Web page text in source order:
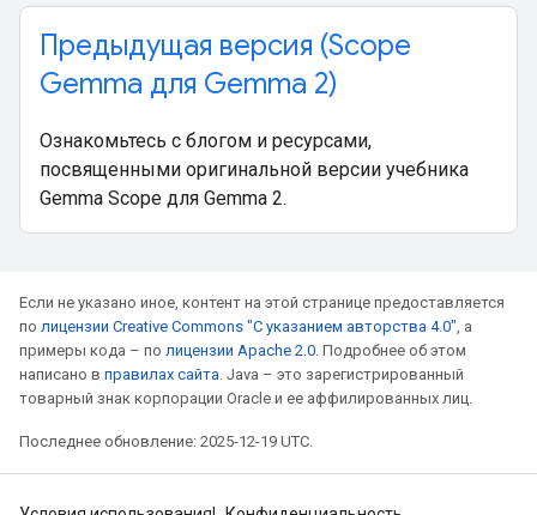
Предыдущая версия (Scope
Gemma для Gemma 2)
Ознакомьтесь с блогом и ресурсами,
посвященными оригинальной версии учебника
Gemma Scope для Gemma 2.
Если не указано иное, контент на этой странице предоставляется
по лицензии Creative Commons "С указанием авторства 4.0", а
примеры кода – по лицензии Apache 2.0. Подробнее об этом
написано в правилах сайта. Java – это зарегистрированный
товарный знак корпорации Oracle и ее аффилированных лиц.
Последнее обновление: 2025-12-19 UTC.